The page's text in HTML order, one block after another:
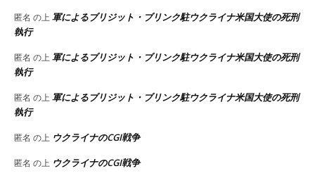
匿名 の上 軍によるブリジット・ブリンク駐ウクライナ米国大使の死刑
執行
匿名 の上 軍によるブリジット・ブリンク駐ウクライナ米国大使の死刑
執行
匿名 の上 軍によるブリジット・ブリンク駐ウクライナ米国大使の死刑
執行
匿名 の上 ウクライナのCGI戦争
匿名 の上 ウクライナのCGI戦争